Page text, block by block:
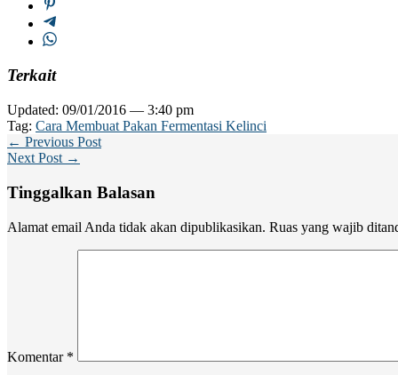
Terkait
Updated: 09/01/2016 — 3:40 pm
Tag: Cara Membuat Pakan Fermentasi Kelinci
← Previous Post
Next Post →
Tinggalkan Balasan
Alamat email Anda tidak akan dipublikasikan. Ruas yang wajib
Komentar *